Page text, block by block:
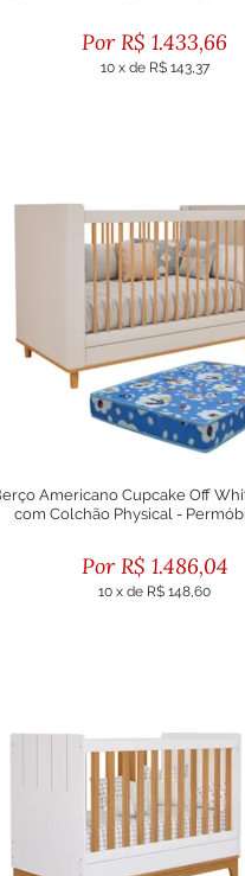
R$ 1.433,66
10 x de R$ 143,37
Americano Cupcake Off
com Colchão Physical -
R$ 1.486,04
10 x de R$ 148,60